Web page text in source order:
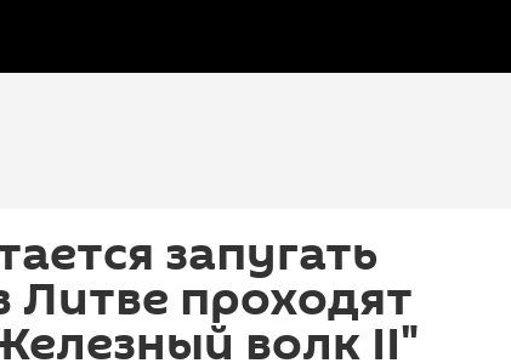
запугать
Литве проходят
волк II"